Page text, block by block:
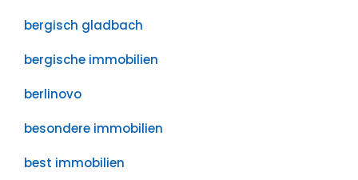
bergisch gladbach
bergische immobilien
berlinovo
besondere immobilien
best immobilien